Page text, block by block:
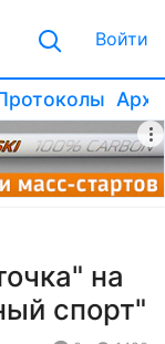
Войти
на
спорт"